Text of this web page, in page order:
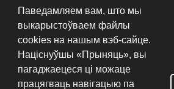
Умовы выкарыстання сайта © 2026
Паведамляем вам, што мы
выкарыстоўваем файлы
cookies на нашым вэб-сайце.
Націснуўшы «Прыняць», вы
пагаджаецеся ці можаце
працягваць навігацыю па